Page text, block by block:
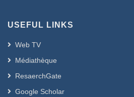
USEFUL LINKS
Web TV
Médiathèque
ResaerchGate
Google Scholar